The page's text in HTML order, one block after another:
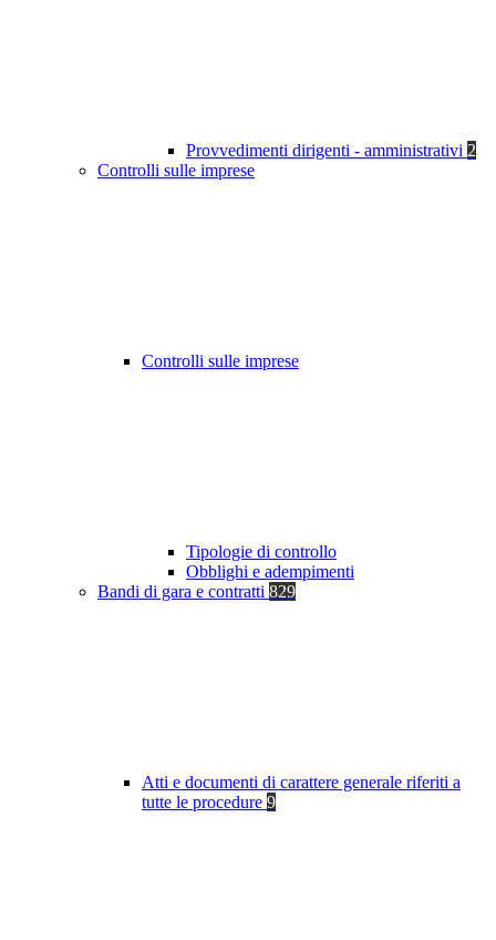
Provvedimenti dirigenti - amministrativi 2
Controlli sulle imprese
Controlli sulle imprese
Tipologie di controllo
Obblighi e adempimenti
Bandi di gara e contratti 829
Atti e documenti di carattere generale riferiti a
tutte le procedure 9